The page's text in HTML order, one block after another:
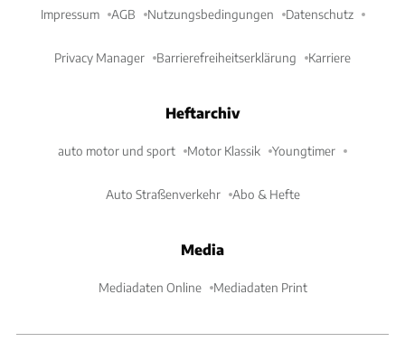
Impressum AGB Nutzungsbedingungen Datenschutz
Privacy Manager Barrierefreiheitserklärung Karriere
Heftarchiv
auto motor und sport Motor Klassik Youngtimer
Auto Straßenverkehr Abo & Hefte
Media
Mediadaten Online Mediadaten Print